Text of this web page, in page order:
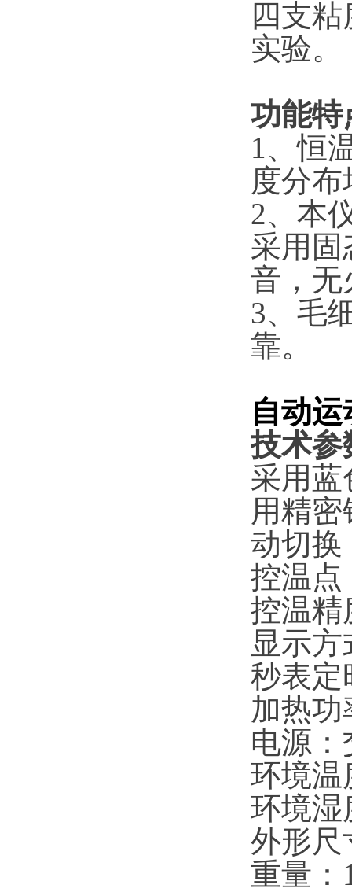
四支
实验。
功能特
1、恒
度分
2、本
采用固
音，无
3、毛
靠。
自动
技术参
采用蓝
用精
动切换
控温
控温
显示
秒表定
加热功
电源：
环境
环境湿
外形尺
重量：